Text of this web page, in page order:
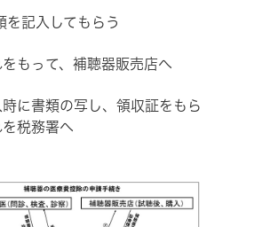
記入してもらう
もって、補聴器販売店へ
に書類の写し、領収証をもら
税務署へ